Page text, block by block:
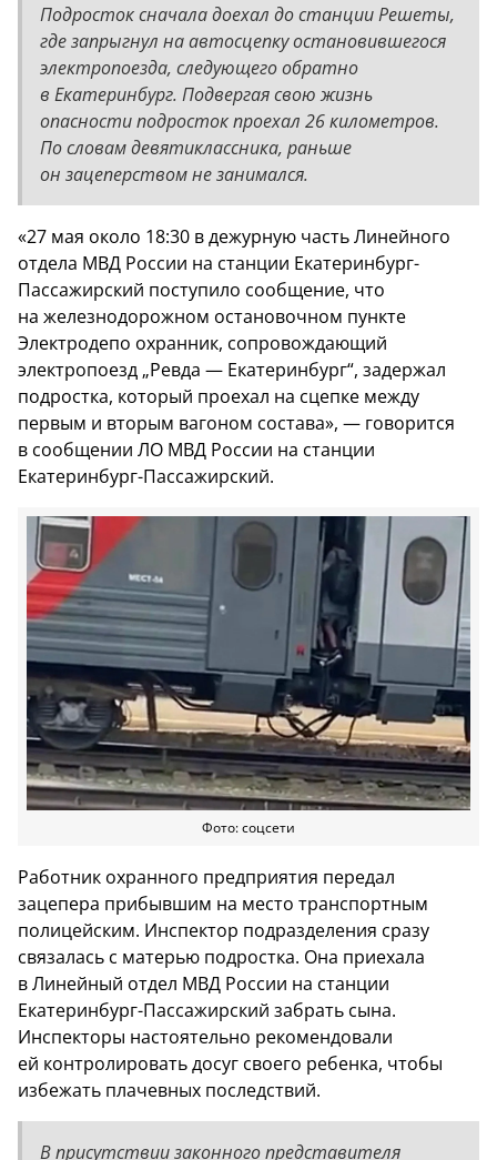
Подросток сначала доехал до станции Решеты,
где запрыгнул на автосцепку остановившегося
электропоезда, следующего обратно
в Екатеринбург. Подвергая свою жизнь
опасности подросток проехал 26 километров.
По словам девятиклассника, раньше
он зацеперством не занимался.
«27 мая около 18:30 в дежурную часть Линейного
отдела МВД России на станции Екатеринбург-
Пассажирский поступило сообщение, что
на железнодорожном остановочном пункте
Электродепо охранник, сопровождающий
электропоезд „Ревда — Екатеринбург“, задержал
подростка, который проехал на сцепке между
первым и вторым вагоном состава», — говорится
в сообщении ЛО МВД России на станции
Екатеринбург-Пассажирский.
Фото: соцсети
Работник охранного предприятия передал
зацепера прибывшим на место транспортным
полицейским. Инспектор подразделения сразу
связалась с матерью подростка. Она приехала
в Линейный отдел МВД России на станции
Екатеринбург-Пассажирский забрать сына.
Инспекторы настоятельно рекомендовали
ей контролировать досуг своего ребенка, чтобы
избежать плачевных последствий.
В присутствии законного представителя